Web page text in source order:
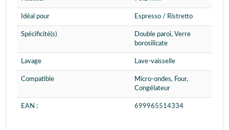
Idéal pour Espresso / Ristretto
Spécificité(s)
Double paroi, Verre
borosilicate
Lavage Lave-vaisselle
Compatible
Micro-ondes, Four,
Congélateur
EAN : 699965514334